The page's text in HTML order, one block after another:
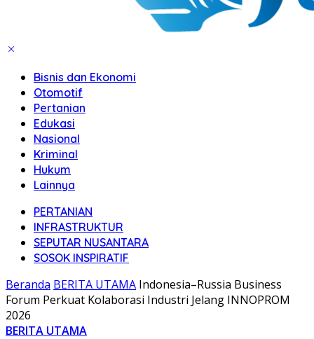
Bisnis dan Ekonomi
Otomotif
Pertanian
Edukasi
Nasional
Kriminal
Hukum
Lainnya
PERTANIAN
INFRASTRUKTUR
SEPUTAR NUSANTARA
SOSOK INSPIRATIF
Beranda BERITA UTAMA Indonesia–Russia Business
Forum Perkuat Kolaborasi Industri Jelang INNOPROM
2026
BERITA UTAMA